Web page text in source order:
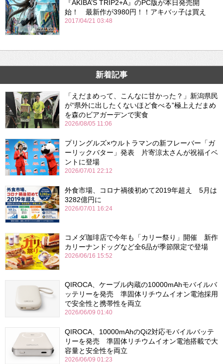
『AKIBA’S TRIP2+A』のPC版が本日発売開
始！ 最新作が3980円！！アキバッ子は買え
2017/04/21 03:48
新着記事
「えだまめって、こんなに甘かった？」新潟県民
が“県外に出したくないほど食べる”極上えだまめ
を森のビアガーデンで実食
2026/08/05 11:06
プリングルズ×ウルトラマンの新フレーバー「ガ
ーリックバター」発表 片寄涼太さんが祝福イベ
ントに登場
2026/07/01 22:12
外食市場、コロナ禍後初めて2019年超え 5月は
3282億円に
2026/07/01 16:24
コメダ珈琲店で今年も「カリー祭り」開催 新作
カリーナンドッグなど全6品が季節限定で登場
2026/06/16 15:52
QIROCA、ケーブル内蔵の10000mAhモバイルバ
ッテリーを発売 準固体リチウムイオン電池採用
で安全性と携帯性を両立
2026/06/09 01:40
QIROCA、10000mAhのQi2対応モバイルバッテ
リーを発売 準固体リチウムイオン電池搭載で大
容量と安全性を両立
2026/06/09 01:23